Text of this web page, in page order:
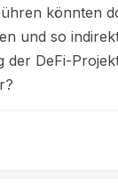
könnten
und so
der DeFi-